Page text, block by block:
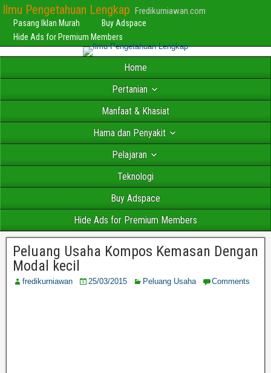
Ilmu Pengetahuan Lengkap Fredikurniawan.com
Pasang Iklan Murah
Buy Adspace
Hide Ads for Premium Members
Home
Pertanian
Manfaat & Khasiat
Hama dan Penyakit
Pelajaran
Teknologi
Buy Adspace
Hide Ads for Premium Members
Peluang Usaha Kompos Kemasan Dengan
Modal kecil
fredikurniawan 25/03/2015 Peluang Usaha Comments